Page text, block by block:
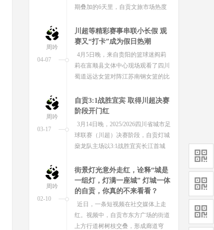
期叠加的6天里，自贡文旅市场热度
04-07
周吟
川超等精彩赛事串联小长假 观
赛又“打卡”成为假日热潮
4月5日晚，来自贵阳的篮球迷阎莉
莉在富顺县文体中心现场观看了四川
蜀道远达女篮对阵江苏南钢女篮的比
03-17
周吟
自贡3:1战胜宜宾 取得川超决赛
阶段开门红
3月14日晚，2025/2026四川省城市足
球联赛（川超）决赛阶段，自贡灯城
燊龙队主场以3:1战胜宜宾长江首城
02-10
周吟
街景灯光意外走红，诠释“城是
一组灯，灯满一座城” 灯城一体
的自贡，你真的不来看看？
近日，一条短视频在社交媒体上走
红。视频中，自贡市东方广场的街道
上方行道树树枝交叠，形成廊道穹